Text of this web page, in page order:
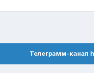
Телеграмм-канал